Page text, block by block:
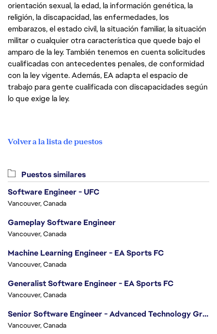
orientación sexual, la edad, la información genética, la
religión, la discapacidad, las enfermedades, los
embarazos, el estado civil, la situación familiar, la situación
militar o cualquier otra característica que quede bajo el
amparo de la ley. También tenemos en cuenta solicitudes
cualificadas con antecedentes penales, de conformidad
con la ley vigente. Además, EA adapta el espacio de
trabajo para gente cualificada con discapacidades según
lo que exige la ley.
Volver a la lista de puestos
Puestos similares
Software Engineer - UFC
Vancouver, Canada
Gameplay Software Engineer
Vancouver, Canada
Machine Learning Engineer - EA Sports FC
Vancouver, Canada
Generalist Software Engineer - EA Sports FC
Vancouver, Canada
Senior Software Engineer - Advanced Technology Group
Vancouver, Canada